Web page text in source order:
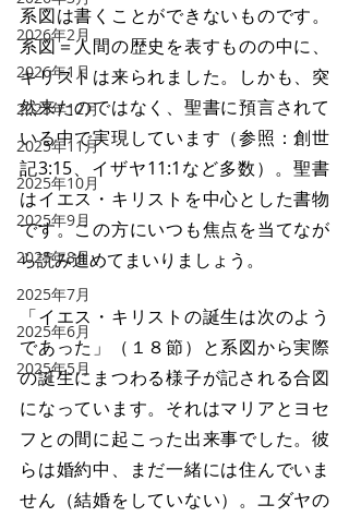
2026年2月
2026年1月
2025年12月
2025年11月
2025年10月
2025年9月
2025年8月
2025年7月
2025年6月
2025年5月
系図は書くことができないものです。
系図＝人間の歴史を表すものの中に、
キリストは来られました。しかも、突
然来たのではなく、聖書に預言されて
いる中で実現しています（参照：創世
記3:15、イザヤ11:1など多数）。聖書
はイエス・キリストを中心とした書物
です。この方にいつも焦点を当てなが
ら読み進めてまいりましょう。
「イエス・キリストの誕生は次のよう
であった」（１８節）と系図から実際
の誕生にまつわる様子が記される合図
になっています。それはマリアとヨセ
フとの間に起こった出来事でした。彼
らは婚約中、まだ一緒には住んでいま
せん（結婚をしていない）。ユダヤの